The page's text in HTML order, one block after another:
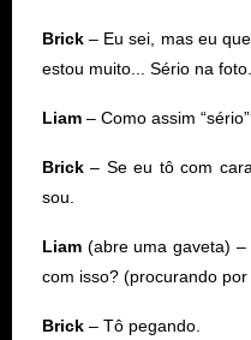
Brick – Eu sei, mas eu
estou muito... Sério na foto.
Liam – Como assim
Brick – Se eu tô com
sou.
Liam (abre uma gaveta)
com isso? (procurando por
Brick – Tô pegando.